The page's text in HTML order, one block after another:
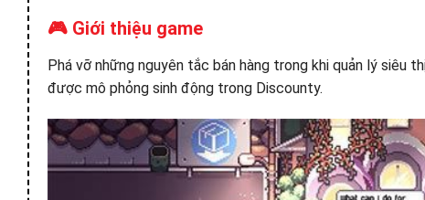
🎮 Giới thiệu game
Phá vỡ những nguyên tắc bán hàng trong khi quản lý
được mô phỏng sinh động trong Discounty.